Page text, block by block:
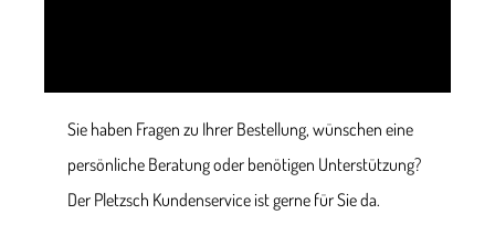
Sie haben Fragen zu Ihrer Bestellung, wünschen eine
persönliche Beratung oder benötigen Unterstützung?
Der Pletzsch Kundenservice ist gerne für Sie da.